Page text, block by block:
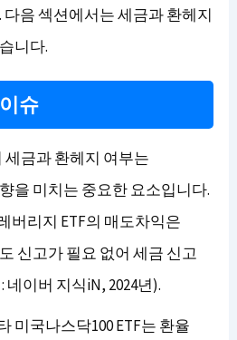
음 섹션에서는 세금과 환헤지
니다.
슈
세금과 환헤지 여부는
을 미치는 중요한 요소입니다.
버리지 ETF의 매도차익은
신고가 필요 없어 세금 신고
이버 지식iN, 2024년).
미국나스닥100 ETF는 환율